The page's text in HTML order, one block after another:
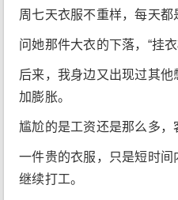
周七天衣服不重样，每天都
问她那件大衣的下落，“挂
后来，我身边又出现过其
加膨胀。
尴尬的是工资还是那么多，
一件贵的衣服，只是短时
继续打工。